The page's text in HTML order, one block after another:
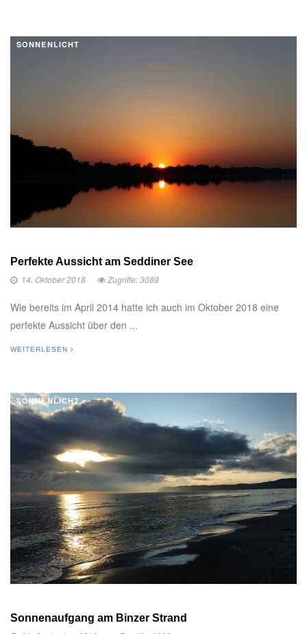
SONNENLICHT
Perfekte Aussicht am Seddiner See
14. Oktober 2018
Zugriffe: 3089
Wie bereits im April 2014 hatte ich auch im Oktober 2018 eine
perfekte Aussicht über den ...
WEITERLESEN
SONNENLICHT
Sonnenaufgang am Binzer Strand